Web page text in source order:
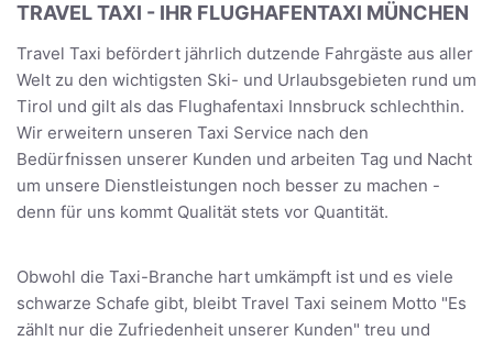
TRAVEL TAXI - IHR FLUGHAFENTAXI MÜNCHEN
Travel Taxi befördert jährlich dutzende Fahrgäste aus aller
Welt zu den wichtigsten Ski- und Urlaubsgebieten rund um
Tirol und gilt als das Flughafentaxi Innsbruck schlechthin.
Wir erweitern unseren Taxi Service nach den
Bedürfnissen unserer Kunden und arbeiten Tag und Nacht
um unsere Dienstleistungen noch besser zu machen -
denn für uns kommt Qualität stets vor Quantität.
Obwohl die Taxi-Branche hart umkämpft ist und es viele
schwarze Schafe gibt, bleibt Travel Taxi seinem Motto "Es
zählt nur die Zufriedenheit unserer Kunden" treu und